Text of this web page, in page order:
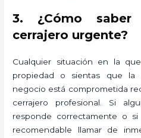
3. ¿Cómo
cerrajero urgente?
Cualquier situación en la
propiedad o sientas que
negocio está comprometida
cerrajero profesional. Si
responde correctamente o
recomendable llamar de